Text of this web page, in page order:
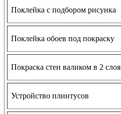
Поклейка с подбором рисунка
Поклейка обоев под покраску
Покраска стен валиком в 2 слоя
Устройство плинтусов